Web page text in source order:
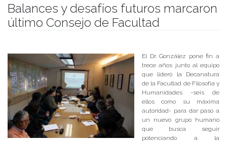
Balances y desafíos futuros marcaron
último Consejo de Facultad
El Dr. González pone fin a
trece años junto al equipo
que lideró la Decanatura
de la Facultad de Filosofía y
Humanidades -seis de
ellos como su máxima
autoridad- para dar paso a
un nuevo grupo humano
que busca seguir
potenciando a la